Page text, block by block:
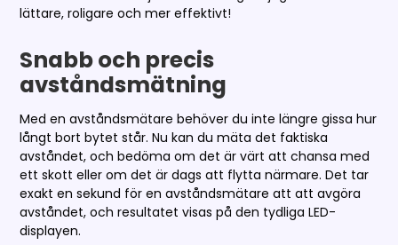
lättare, roligare och mer effektivt!
Snabb och precis
avståndsmätning
Med en avståndsmätare behöver du inte längre gissa hur
långt bort bytet står. Nu kan du mäta det faktiska
avståndet, och bedöma om det är värt att chansa med
ett skott eller om det är dags att flytta närmare. Det tar
exakt en sekund för en avståndsmätare att att avgöra
avståndet, och resultatet visas på den tydliga LED-
displayen.